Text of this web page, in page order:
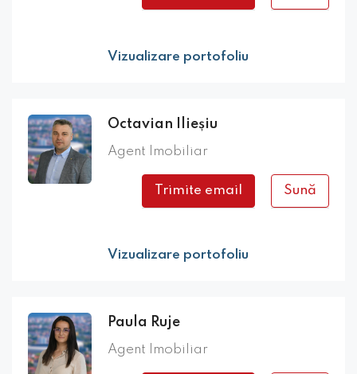
Vizualizare portofoliu
Octavian Ilieșiu
Agent Imobiliar
Trimite email Sună
Vizualizare portofoliu
Paula Ruje
Agent Imobiliar